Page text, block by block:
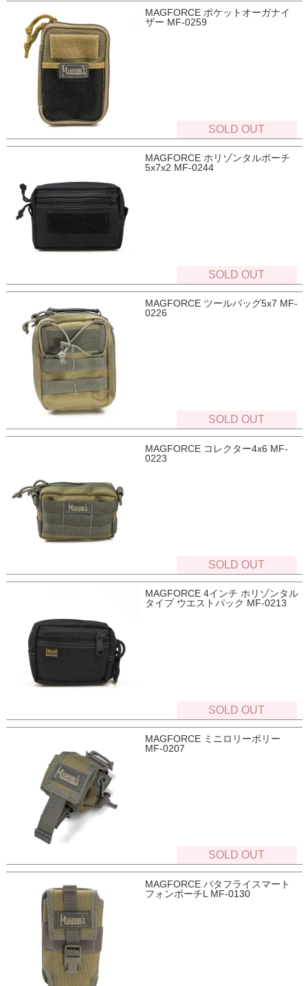
MAGFORCE ポケットオーガナイ
ザー MF-0259
SOLD OUT
MAGFORCE ホリゾンタルポーチ
5x7x2 MF-0244
SOLD OUT
MAGFORCE ツールバッグ5x7 MF-
0226
SOLD OUT
MAGFORCE コレクター4x6 MF-
0223
SOLD OUT
MAGFORCE 4インチ ホリゾンタル
タイプ ウエストパック MF-0213
SOLD OUT
MAGFORCE ミニロリーポリー
MF-0207
SOLD OUT
MAGFORCE バタフライスマート
フォンポーチL MF-0130